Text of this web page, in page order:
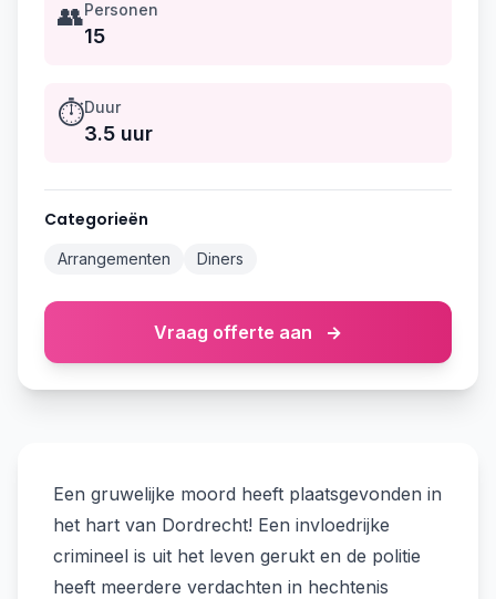
👥Personen
15
⏱️Duur
3.5 uur
Categorieën
Arrangementen Diners
Vraag offerte aan →
Een gruwelijke moord heeft plaatsgevonden in
het hart van Dordrecht! Een invloedrijke
crimineel is uit het leven gerukt en de politie
heeft meerdere verdachten in hechtenis